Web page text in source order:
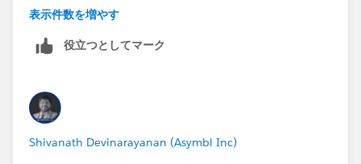
表示件数を増やす
役立つとしてマーク
Shivanath Devinarayanan (Asymbl Inc)